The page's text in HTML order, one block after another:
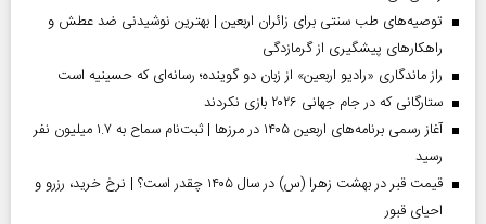
توصیه‌های طب سنتی برای زائران اربعین | بهترین نوشیدنی ضد عطش و
راهکارهای پیشگیری از گرمازدگی
راز ماندگاری «رادیو اربعین» از زبان دو گوینده؛ رسانه‌ای که حسینیه است
ستارگانی که در جام جهانی ۲۰۲۶ بازی نکردند
آغاز رسمی برنامه‌های اربعین ۱۴۰۵ در مرز‌ها | ثبت‌نام سماح به ۱.۷ میلیون نفر
رسید
قیمت قبر در بهشت زهرا (س) در سال ۱۴۰۵ چقدر است؟ | نرخ خرید، رزرو و
احیای قبور